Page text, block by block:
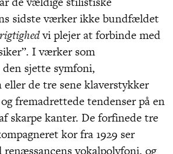
sidste værker ikke bundfældet
rigtighedvi plejer at forbinde med
I værker som
sjette symfoni,
de tre sene klaverstykker
fremadrettede tendenser på en
skarpe kanter. De forfinede tre
kor fra 1929 ser
vokalpolyfoni, og